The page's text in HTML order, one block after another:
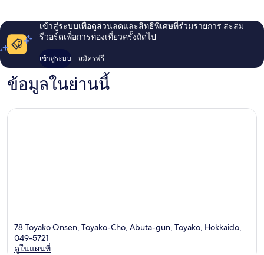
เข้าสู่ระบบเพื่อดูส่วนลดและสิทธิพิเศษที่ร่วมรายการ สะสม
รีวอร์ดเพื่อการท่องเที่ยวครั้งถัดไป
เข้าสู่ระบบ สมัครฟรี
ข้อมูลในย่านนี้
78 Toyako Onsen, Toyako-Cho, Abuta-gun, Toyako, Hokkaido,
049-5721
ดูในแผนที่